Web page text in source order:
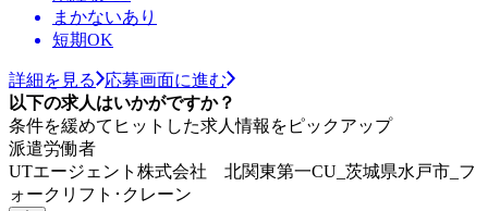
まかないあり
短期OK
詳細を見る
応募画面に進む
以下の求人はいかがですか？
条件を緩めてヒットした求人情報をピックアップ
派遣労働者
UTエージェント株式会社 北関東第一CU_茨城県水戸市_フ
ォークリフト･クレーン